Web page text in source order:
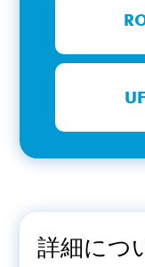
詳細につ